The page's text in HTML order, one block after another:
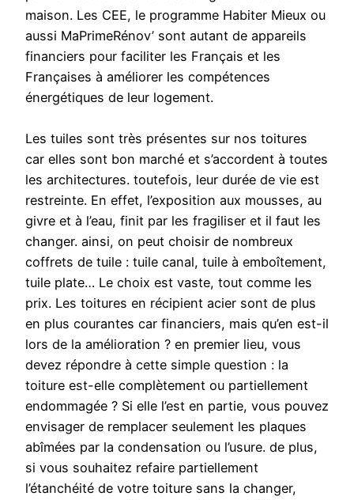
maison. Les CEE, le programme Habiter Mieux ou
aussi MaPrimeRénov’ sont autant de appareils
financiers pour faciliter les Français et les
Françaises à améliorer les compétences
énergétiques de leur logement.
Les tuiles sont très présentes sur nos toitures
car elles sont bon marché et s’accordent à toutes
les architectures. toutefois, leur durée de vie est
restreinte. En effet, l’exposition aux mousses, au
givre et à l’eau, finit par les fragiliser et il faut les
changer. ainsi, on peut choisir de nombreux
coffrets de tuile : tuile canal, tuile à emboîtement,
tuile plate… Le choix est vaste, tout comme les
prix. Les toitures en récipient acier sont de plus
en plus courantes car financiers, mais qu’en est-il
lors de la amélioration ? en premier lieu, vous
devez répondre à cette simple question : la
toiture est-elle complètement ou partiellement
endommagée ? Si elle l’est en partie, vous pouvez
envisager de remplacer seulement les plaques
abîmées par la condensation ou l’usure. de plus,
si vous souhaitez refaire partiellement
l’étanchéité de votre toiture sans la changer,